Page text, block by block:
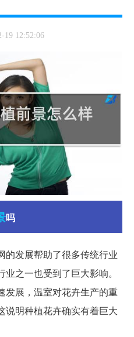
19 12:52:06
吗
的发展帮助了很多传统行业
之一也受到了巨大影响。
发展，温室对花卉生产的重
说明种植花卉确实有着巨大